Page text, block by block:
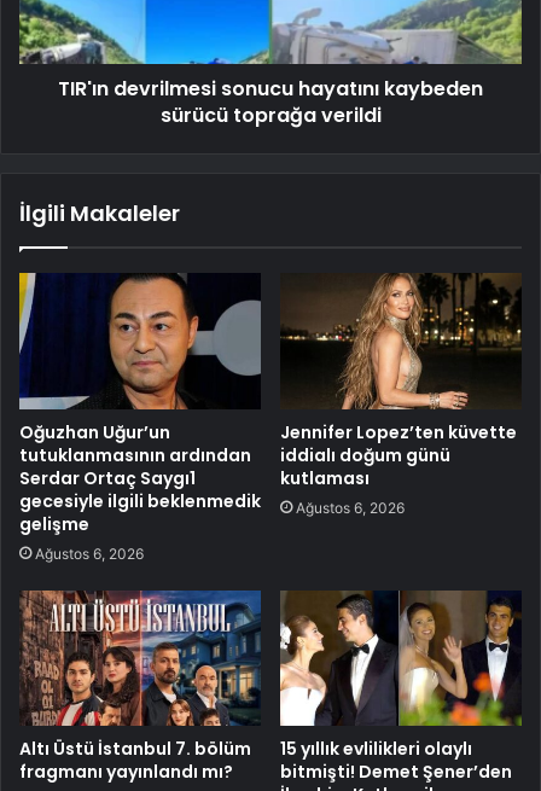
TIR'ın devrilmesi sonucu hayatını kaybeden
sürücü toprağa verildi
İlgili Makaleler
Oğuzhan Uğur’un
tutuklanmasının ardından
Serdar Ortaç Saygı1
gecesiyle ilgili beklenmedik
gelişme
Ağustos 6, 2026
Jennifer Lopez’ten küvette
iddialı doğum günü
kutlaması
Ağustos 6, 2026
Altı Üstü İstanbul 7. bölüm
fragmanı yayınlandı mı?
15 yıllık evlilikleri olaylı
bitmişti! Demet Şener’den